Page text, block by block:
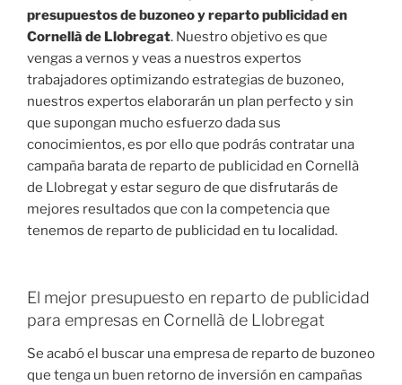
presupuestos de buzoneo y reparto publicidad en
Cornellà de Llobregat. Nuestro objetivo es que
vengas a vernos y veas a nuestros expertos
trabajadores optimizando estrategias de buzoneo,
nuestros expertos elaborarán un plan perfecto y sin
que supongan mucho esfuerzo dada sus
conocimientos, es por ello que podrás contratar una
campaña barata de reparto de publicidad en Cornellà
de Llobregat y estar seguro de que disfrutarás de
mejores resultados que con la competencia que
tenemos de reparto de publicidad en tu localidad.
El mejor presupuesto en reparto de publicidad
para empresas en Cornellà de Llobregat
Se acabó el buscar una empresa de reparto de buzoneo
que tenga un buen retorno de inversión en campañas